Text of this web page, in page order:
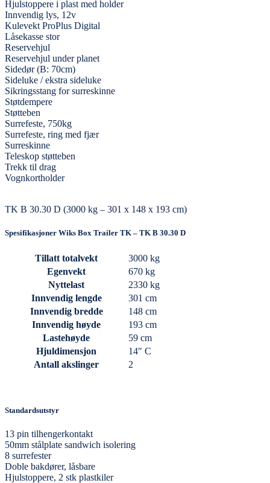
Hjulstoppere i plast med holder
Innvendig lys, 12v
Kulevekt ProPlus Digital
Låsekasse stor
Reservehjul
Reservehjul under planet
Sidedør (B: 70cm)
Sideluke / ekstra sideluke
Sikringsstang for surreskinne
Støtdempere
Støtteben
Surrefeste, 750kg
Surrefeste, ring med fjær
Surreskinne
Teleskop støtteben
Trekk til drag
Vognkortholder
TK B 30.30 D (3000 kg – 301 x 148 x 193 cm)
Spesifikasjoner Wiks Box Trailer TK – TK B 30.30 D
Tillatt totalvekt
3000 kg
Egenvekt
670 kg
Nyttelast
2330 kg
Innvendig lengde
301 cm
Innvendig bredde
148 cm
Innvendig høyde
193 cm
Lastehøyde
59 cm
Hjuldimensjon
14″ C
Antall akslinger
2
Standardsutstyr
13 pin tilhengerkontakt
50mm stålplate sandwich isolering
8 surrefester
Doble bakdører, låsbare
Hjulstoppere, 2 stk plastkiler